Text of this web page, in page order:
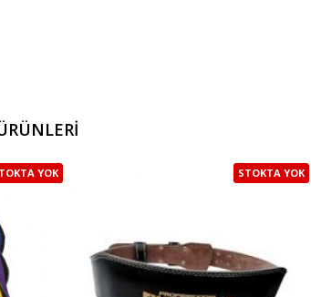
YOK STOKTA YOK